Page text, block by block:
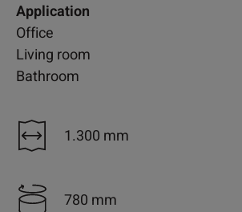
Application
Office
Living room
Bathroom
1.300 mm
780 mm